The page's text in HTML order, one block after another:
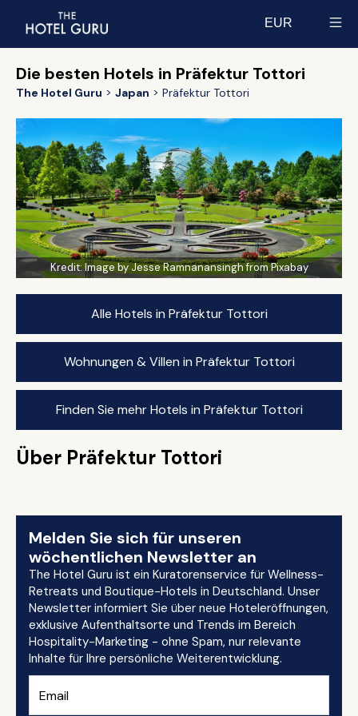
EUR
Die besten Hotels in Präfektur Tottori
The Hotel Guru Japan Präfektur Tottori
Kredit:Image by Jesse Ramnanansingh from Pixabay
Alle Hotels in Präfektur Tottori
Wohnungen & Villen in Präfektur Tottori
Finden Sie mehr Hotels in Präfektur Tottori
Über Präfektur Tottori
Melden Sie sich für unseren
wöchentlichen Newsletter an
The Hotel Guru ist ein Kuratorenservice für Wellness-
Retreats und Boutique-Hotels in Deutschland. Unser
Newsletter informiert Sie über neue Hoteleröffnungen,
exklusive Aufenthaltsorte und Trends im Bereich
Hospitality-Marketing - ohne Spam, nur relevante
Inhalte für Ihre persönliche Weiterentwicklung.